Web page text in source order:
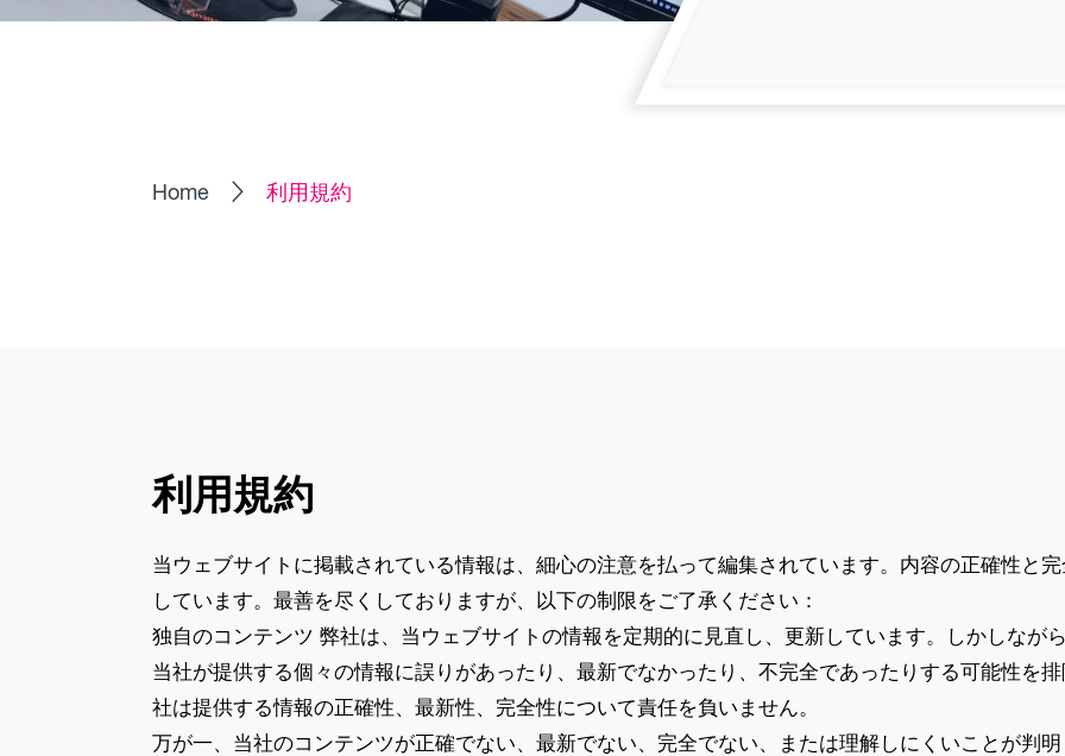
Home 利用規約
利用規約
当ウェブサイトに掲載されている情報は、細心の注意を払って編集されています。内容の正確性と
しています。最善を尽くしておりますが、以下の制限をご了承ください：
独自のコンテンツ 弊社は、当ウェブサイトの情報を定期的に見直し、更新しています。しかしなが
当社が提供する個々の情報に誤りがあったり、最新でなかったり、不完全であったりする可能性を
社は提供する情報の正確性、最新性、完全性について責任を負いません。
万が一、当社のコンテンツが正確でない、最新でない、完全でない、または理解しにくいことが判